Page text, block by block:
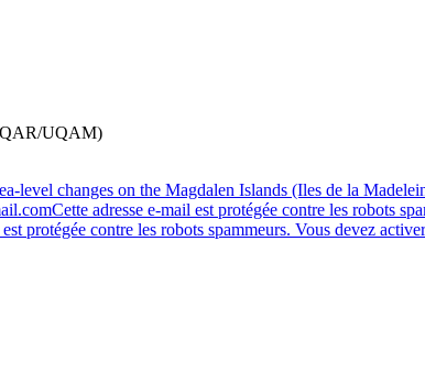
UQAM)
level changes on the Magdalen Islands (Iles de la
Cette adresse e-mail est protégée contre les robots
protégée contre les robots spammeurs. Vous devez